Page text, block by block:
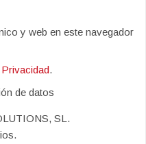
y web en este navegador
.
de datos
SL.